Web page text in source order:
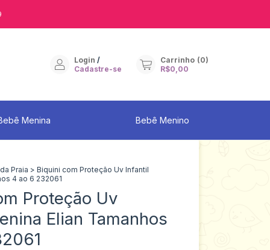
Login /
Cadastre-se
Carrinho (0)
R$0,00
Menina Bebê Menino
Praia > Biquini com Proteção Uv Infantil
4 ao 6 232061
Proteção Uv
Elian Tamanhos